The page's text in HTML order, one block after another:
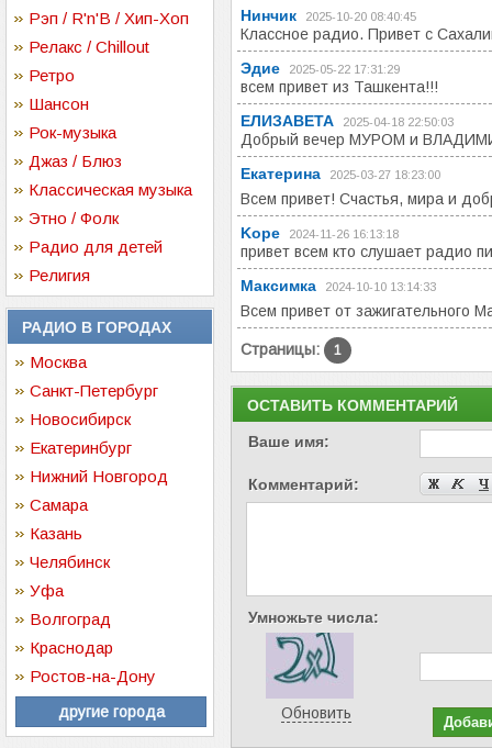
Рэп / R'n'B / Хип-Хоп
Релакс / Chillout
Ретро
Шансон
Рок-музыка
Джаз / Блюз
Классическая музыка
Этно / Фолк
Радио для детей
Религия
РАДИО В ГОРОДАХ
Москва
Санкт-Петербург
Новосибирск
Екатеринбург
Нижний Новгород
Самара
Казань
Челябинск
Уфа
Волгоград
Краснодар
Ростов-на-Дону
другие города
Нинчик
2025-10-20 08:40:45
Классное радио. Привет с
Эдие
2025-05-22 17:31:29
всем привет из Ташкента!!!
ЕЛИЗАВЕТА
2025-04-18 22:50:03
Добрый вечер МУРОМ и
Екатерина
2025-03-27 18:23:00
Всем привет! Счастья, мира и
Kope
2024-11-26 16:13:18
привет всем кто слушает радио пи
Максимка
2024-10-10 13:14:33
Всем привет от зажигательного
Страницы: 1
ОСТАВИТЬ КОММЕНТАРИЙ
Ваше имя:
Комментарий:
Умножьте числа:
Обновить